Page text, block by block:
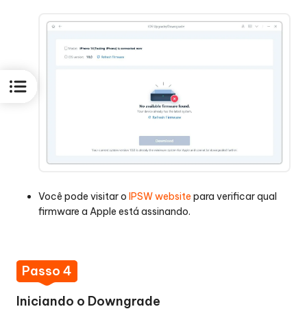
Você pode visitar o IPSW website para verificar qual
firmware a Apple está assinando.
Passo 4
Iniciando o Downgrade